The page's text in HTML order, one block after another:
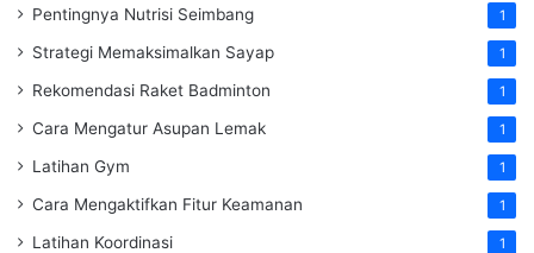
Pentingnya Nutrisi Seimbang 1
Strategi Memaksimalkan Sayap 1
Rekomendasi Raket Badminton 1
Cara Mengatur Asupan Lemak 1
Latihan Gym 1
Cara Mengaktifkan Fitur Keamanan 1
Latihan Koordinasi 1